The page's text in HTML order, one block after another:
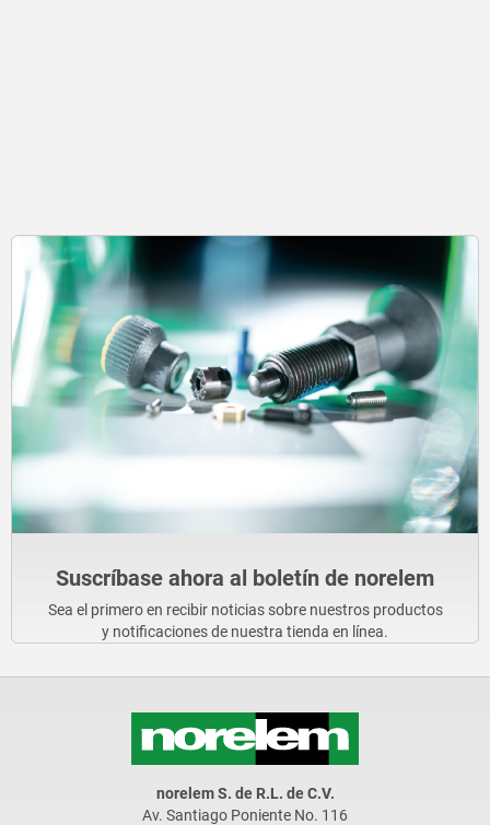
Suscríbase ahora al boletín de norelem
Sea el primero en recibir noticias sobre nuestros productos
y notificaciones de nuestra tienda en línea.
norelem S. de R.L. de C.V.
Av. Santiago Poniente No. 116